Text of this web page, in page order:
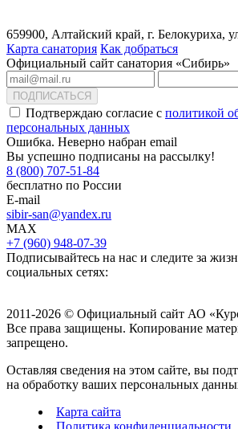
659900, Алтайский край, г. Белокуриха,
Карта санатория Как добраться
Официальный сайт санатория «Сибирь»
ПОДПИСАТЬСЯ
Подтверждаю согласие с политикой
персональных данных
Ошибка. Неверно набран email
Вы успешно подписаны на рассылку!
8 (800) 707-51-84
бесплатно по России
E-mail
sibir-san@yandex.ru
MAX
+7 (960) 948-07-39
Подписывайтесь на нас и следите за
социальных сетях:
2011-2026 © Официальный сайт АО
Все права защищены. Копирование
запрещено.
Оставляя сведения на этом сайте, вы
на обработку ваших персональных
Карта сайта
Политика конфиденциальности